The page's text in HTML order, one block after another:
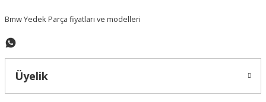
Bmw Yedek Parça fiyatları ve modelleri
Üyelik